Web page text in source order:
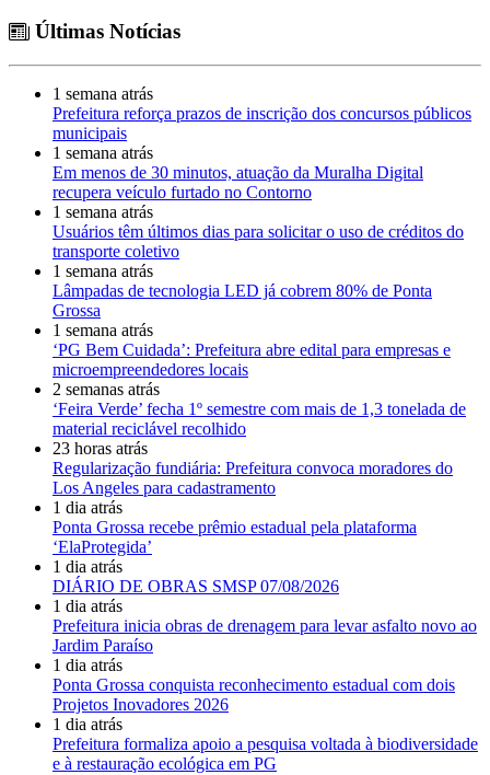
Últimas Notícias
1 semana atrás
Prefeitura reforça prazos de inscrição dos concursos públicos
municipais
1 semana atrás
Em menos de 30 minutos, atuação da Muralha Digital
recupera veículo furtado no Contorno
1 semana atrás
Usuários têm últimos dias para solicitar o uso de créditos do
transporte coletivo
1 semana atrás
Lâmpadas de tecnologia LED já cobrem 80% de Ponta
Grossa
1 semana atrás
‘PG Bem Cuidada’: Prefeitura abre edital para empresas e
microempreendedores locais
2 semanas atrás
‘Feira Verde’ fecha 1º semestre com mais de 1,3 tonelada de
material reciclável recolhido
23 horas atrás
Regularização fundiária: Prefeitura convoca moradores do
Los Angeles para cadastramento
1 dia atrás
Ponta Grossa recebe prêmio estadual pela plataforma
‘ElaProtegida’
1 dia atrás
DIÁRIO DE OBRAS SMSP 07/08/2026
1 dia atrás
Prefeitura inicia obras de drenagem para levar asfalto novo ao
Jardim Paraíso
1 dia atrás
Ponta Grossa conquista reconhecimento estadual com dois
Projetos Inovadores 2026
1 dia atrás
Prefeitura formaliza apoio a pesquisa voltada à biodiversidade
e à restauração ecológica em PG